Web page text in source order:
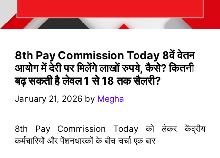
8th Pay Commission Today 8वें वेतन
आयोग में देरी पर मिलेंगे लाखों रुपये, कैसे? कितनी
बढ़ सकती है लेवल 1 से 18 तक सैलरी?
January 21, 2026 by Megha
8th Pay Commission Today को लेकर केंद्रीय
कर्मचारियों और पेंशनधारकों के बीच चर्चा एक बार